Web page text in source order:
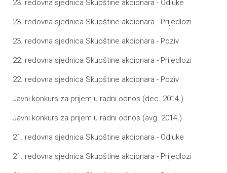
23. redovna sjednica Skupštine akcionara - Odluke
23. redovna sjednica Skupštine akcionara - Prijedlozi
23. redovna sjednica Skupštine akcionara - Poziv
22. redovna sjednica Skupštine akcionara - Prijedlozi
22. redovna sjednica Skupštine akcionara - Poziv
Javni konkurs za prijem u radni odnos (dec. 2014.)
Javni konkurs za prijem u radni odnos (avg. 2014.)
21. redovna sjednica Skupštine akcionara - Odluke
21. redovna sjednica Skupštine akcionara - Prijedlozi